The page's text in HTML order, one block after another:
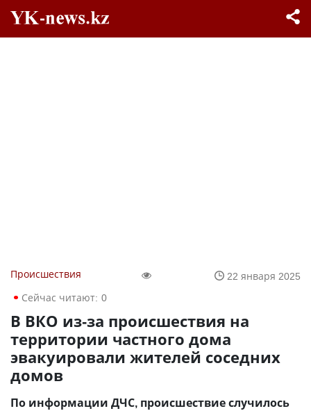
Происшествия
22 января 2025
Сейчас читают: 0
В ВКО из-за происшествия на
территории частного дома
эвакуировали жителей соседних
домов
По информации ДЧС, происшествие случилось